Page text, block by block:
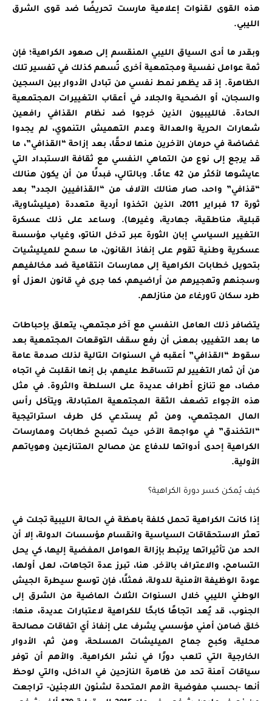
هذه القوى لقنوات إعلامية مارست تحريضًا ضد قوى الشرق
الليبي.
وبقدر ما أدى السياق الليبي المنقسم إلى صعود الكراهية؛ فإن
ثمة عوامل نفسية ومجتمعية أخرى تُسهم كذلك في تفسير تلك
الظاهرة. إذ قد يظهر نمط نفسي من تبادل الأدوار بين السجين
والسجان، أو الضحية والجلاد في أعقاب التغييرات المجتمعية
الحادة. فالليبيون الذين خرجوا ضد نظام القذافي رافعين
شعارات الحرية والعدالة وعدم التهميش التنموي، لم يجدوا
غضاضة في حرمان الآخرين منها لاحقًا، بعد إزاحة “القذافي”، ما
قد يرجع إلى نوع من التماهي النفسي مع ثقافة الاستبداد التي
عايشوها لأكثر من 42 عامًا. وبالتالي، فبدلًا من أن يكون هنالك
“قذافي” واحد، صار هنالك الآلاف من “القذافيين الجدد” بعد
ثورة 17 فبراير 2011، الذين اتخذوا أردية متعددة (ميليشاوية،
قبلية، مناطقية، جهادية، وغيرها). وساعد على ذلك عسكرة
التغيير السياسي إبان الثورة عبر تدخل الناتو، وغياب مؤسسة
عسكرية وطنية تقوم على إنفاذ القانون، ما سمح للميليشيات
بتحويل خطابات الكراهية إلى ممارسات انتقامية ضد مخالفيهم
وسجنهم وتهجيرهم من أراضيهم، كما جرى في قانون العزل أو
طرد سكان تاورغاء من منازلهم.
يتضافر ذلك العامل النفسي مع آخر مجتمعي، يتعلق بإحباطات
ما بعد التغيير، بمعنى أن رفع سقف التوقعات المجتمعية بعد
سقوط “القذافي” أعقبه في السنوات التالية لذلك صدمة عامة
من أن ثمار التغيير لم تتساقط عليهم، بل إنها انقلبت في اتجاه
مضاد، مع تنازع أطراف عديدة على السلطة والثروة. في مثل
هذه الأجواء تضعف الثقة المجتمعية المتبادلة، ويتآكل رأس
المال المجتمعي، ومن ثم يستدعي كل طرف استراتيجية
“التخندق” في مواجهة الآخر، حيث تصبح خطابات وممارسات
الكراهية إحدى أدواتها للدفاع عن مصالح المتنازعين وهوياتهم
الأولية.
كيف يُمكن كسر دورة الكراهية؟
إذا كانت الكراهية تحمل كلفة باهظة في الحالة الليبية تجلت في
تعثر الاستحقاقات السياسية وانقسام مؤسسات الدولة، إلا أن
الحد من تأثيراتها يرتبط بإزالة العوامل المفضية إليها، كي يحل
التسامح، والاعتراف بالآخر. هنا، تبرز عدة اتجاهات، لعل أولها،
عودة الوظيفة الأمنية للدولة، فمثلًا، فإن توسع سيطرة الجيش
الوطني الليبي خلال السنوات الثلاث الماضية من الشرق إلى
الجنوب، قد يُعد اتجاهًا كابحًا للكراهية لاعتبارات عديدة، منها:
خلق ضامن أمني مؤسسي يشرف على إنفاذ أي اتفاقات مصالحة
محلية، وكبح جماح الميليشات المسلحة، ومن ثم، الأدوار
الخارجية التي تلعب دورًا في نشر الكراهية. والأهم أن توفر
سياقات آمنة تحد من ظاهرة النازحين في الداخل، والتي لوحظ
أنها -بحسب مفوضية الأمم المتحدة لشئون اللاجئين- تراجعت